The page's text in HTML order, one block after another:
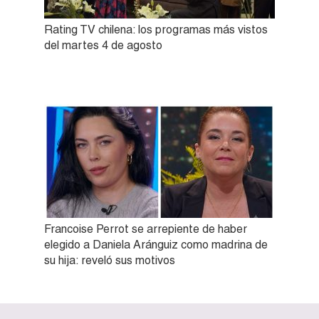
Rating TV chilena: los programas más vistos
del martes 4 de agosto
Francoise Perrot se arrepiente de haber
elegido a Daniela Aránguiz como madrina de
su hija: reveló sus motivos